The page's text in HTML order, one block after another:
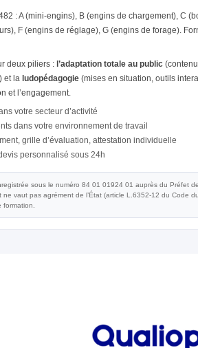
: A (mini-engins), B (engins de chargement), C
F (engins de réglage), G (engins de forage).
deux piliers : l’adaptation totale au public
et la ludopédagogie (mises en situation, outils
et l’engagement.
votre secteur d’activité
dans votre environnement de travail
grille d’évaluation, attestation individuelle
personnalisé sous 24h
sous le numéro 84 01 01924 01 auprès du Préfet
vaut pas agrément de l’État (article L.6352-12 du Code